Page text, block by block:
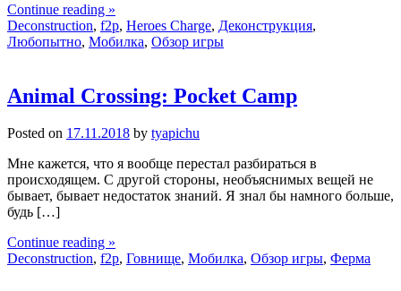
Continue reading »
Deconstruction, f2p, Heroes Charge, Деконструкция,
Любопытно, Мобилка, Обзор игры
Animal Crossing: Pocket Camp
Posted on 17.11.2018 by tyapichu
Мне кажется, что я вообще перестал разбираться в
происходящем. С другой стороны, необъяснимых вещей не
бывает, бывает недостаток знаний. Я знал бы намного больше,
будь […]
Continue reading »
Deconstruction, f2p, Говнище, Мобилка, Обзор игры, Ферма